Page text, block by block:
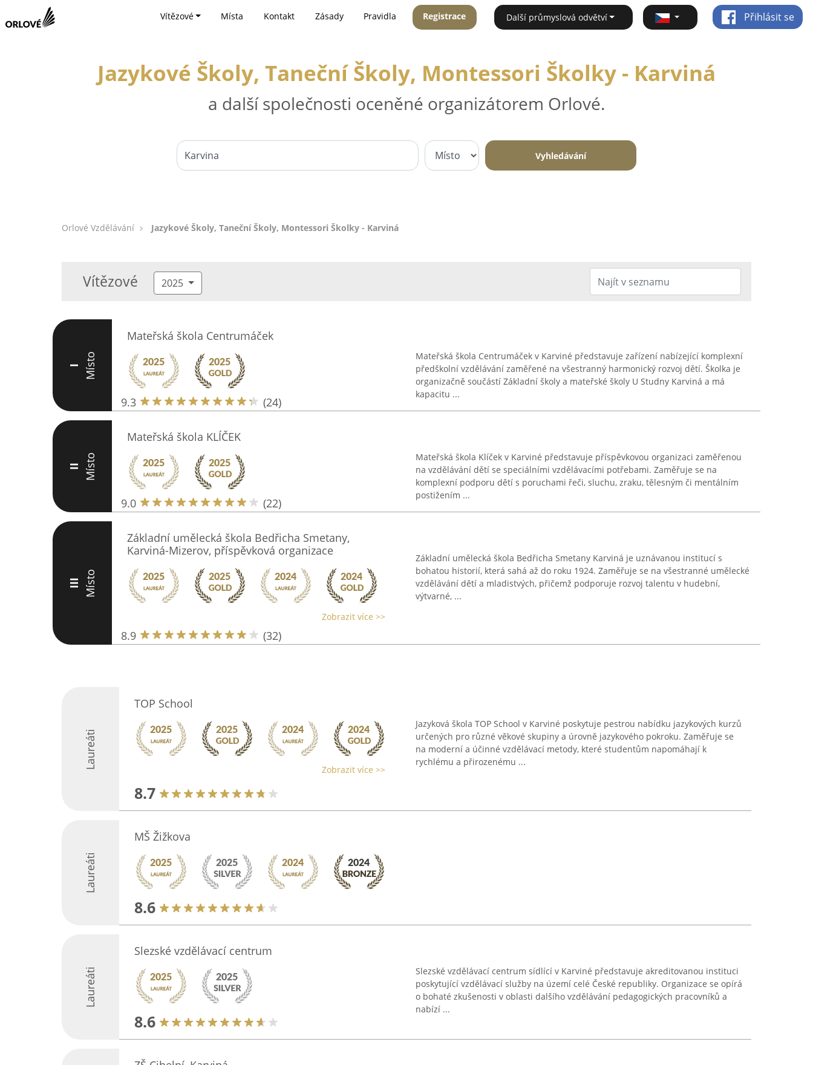
Vítězové Místa Kontakt Zásady Pravidla Registrace Další průmyslová odvětví Přihlásit se
Jazykové Školy, Taneční Školy, Montessori Školky - Karviná
a další společnosti oceněné organizátorem Orlové.
Vyhledávání
Orlové Vzdělávání Jazykové Školy, Taneční Školy, Montessori Školky - Karviná
Vítězové 2025
I Místo
Mateřská škola Centrumáček
9.3 (24)
Mateřská škola Centrumáček v Karviné představuje zařízení nabízející komplexní
předškolní vzdělávání zaměřené na všestranný harmonický rozvoj dětí. Školka je
organizačně součástí Základní školy a mateřské školy U Studny Karviná a má
kapacitu ...
II Místo
Mateřská škola KLÍČEK
9.0 (22)
Mateřská škola Klíček v Karviné představuje příspěvkovou organizaci zaměřenou
na vzdělávání dětí se speciálními vzdělávacími potřebami. Zaměřuje se na
komplexní podporu dětí s poruchami řeči, sluchu, zraku, tělesným či mentálním
postižením ...
III Místo
Základní umělecká škola Bedřicha Smetany,
Karviná-Mizerov, příspěvková organizace
Zobrazit více >>
8.9 (32)
Základní umělecká škola Bedřicha Smetany Karviná je uznávanou institucí s
bohatou historií, která sahá až do roku 1924. Zaměřuje se na všestranné umělecké
vzdělávání dětí a mladistvých, přičemž podporuje rozvoj talentu v hudební,
výtvarné, ...
Laureáti
TOP School
Zobrazit více >>
8.7
Jazyková škola TOP School v Karviné poskytuje pestrou nabídku jazykových kurzů
určených pro různé věkové skupiny a úrovně jazykového pokroku. Zaměřuje se
na moderní a účinné vzdělávací metody, které studentům napomáhají k
rychlému a přirozenému ...
Laureáti
MŠ Žižkova
8.6
Laureáti
Slezské vzdělávací centrum
8.6
Slezské vzdělávací centrum sídlící v Karviné představuje akreditovanou instituci
poskytující vzdělávací služby na území celé České republiky. Organizace se opírá
o bohaté zkušenosti v oblasti dalšího vzdělávání pedagogických pracovníků a
nabízí ...